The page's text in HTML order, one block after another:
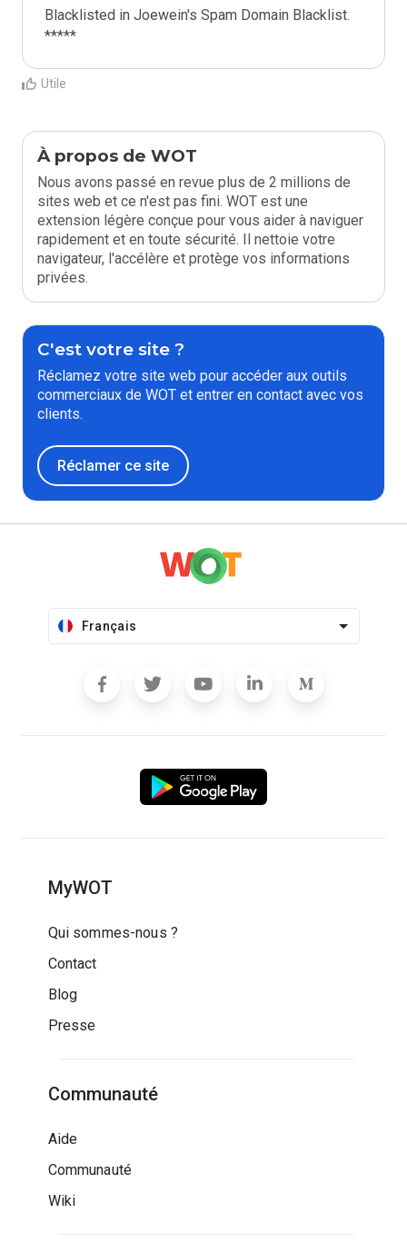
Blacklisted in Joewein's Spam Domain Blacklist.
*****
Utile
À propos de WOT
Nous avons passé en revue plus de 2 millions de
sites web et ce n'est pas fini. WOT est une
extension légère conçue pour vous aider à naviguer
rapidement et en toute sécurité. Il nettoie votre
navigateur, l'accélère et protège vos informations
privées.
C'est votre site ?
Réclamez votre site web pour accéder aux outils
commerciaux de WOT et entrer en contact avec vos
clients.
Réclamer ce site
Français
MyWOT
Qui sommes-nous ?
Contact
Blog
Presse
Communauté
Aide
Communauté
Wiki